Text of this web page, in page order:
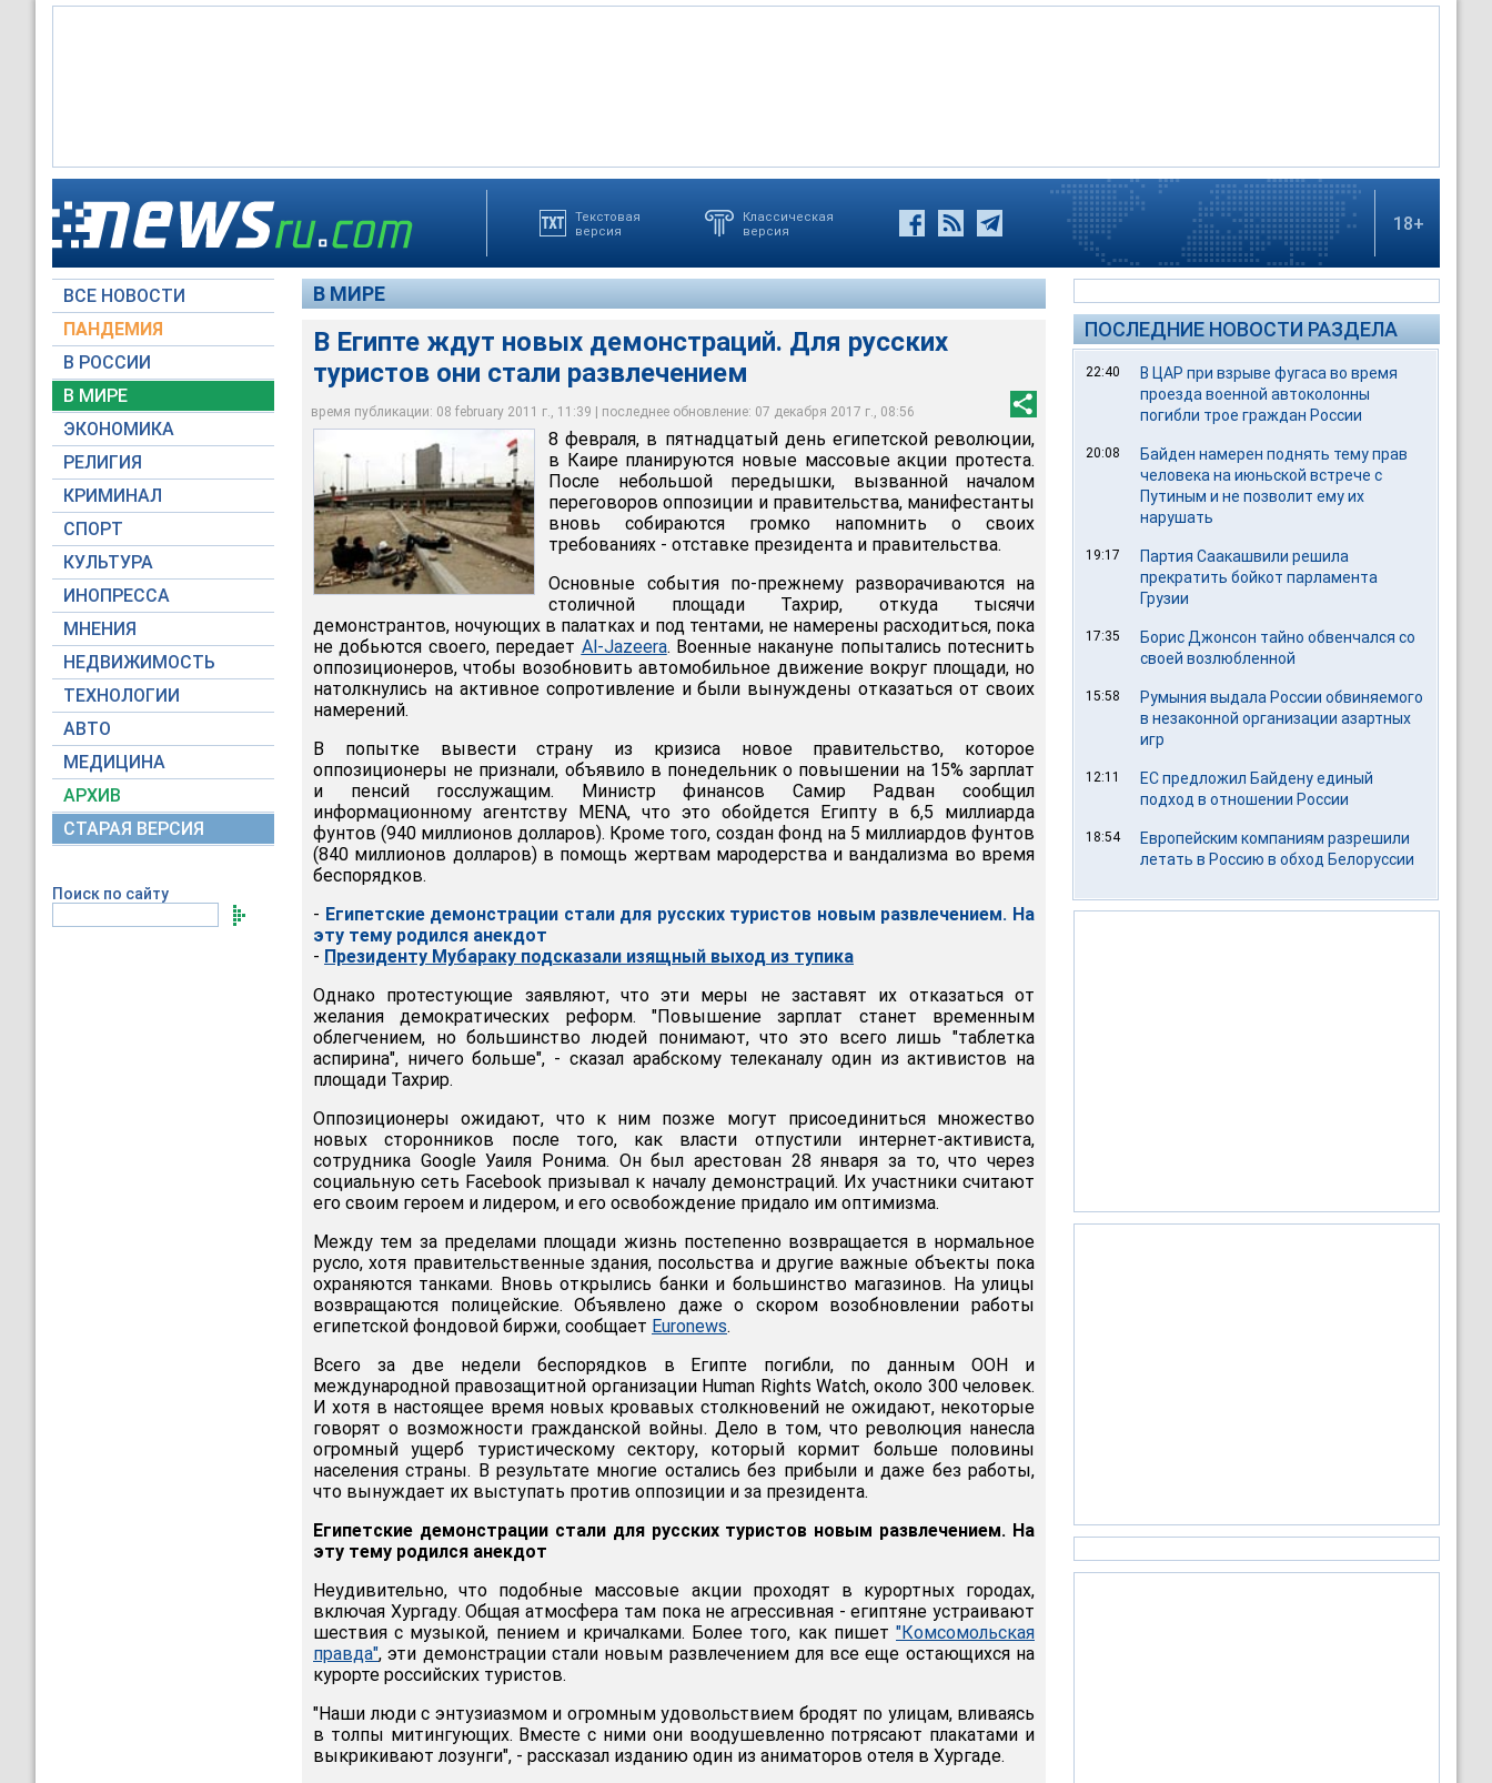
Текстовая
версия
Классическая
версия
18+
ВСЕ НОВОСТИ
ПАНДЕМИЯ
В РОССИИ
В МИРЕ
ЭКОНОМИКА
РЕЛИГИЯ
КРИМИНАЛ
СПОРТ
КУЛЬТУРА
ИНОПРЕССА
МНЕНИЯ
НЕДВИЖИМОСТЬ
ТЕХНОЛОГИИ
АВТО
МЕДИЦИНА
АРХИВ
СТАРАЯ ВЕРСИЯ
Поиск по сайту
В МИРЕ
В Египте ждут новых демонстраций. Для русских
туристов они стали развлечением
время публикации: 08 february 2011 г., 11:39 | последнее обновление: 07 декабря 2017 г., 08:56
В Египте ждут новых демонстраций. Для русских туристов они стали развлечением
Reuters
8 февраля, в пятнадцатый день египетской революции,
в Каире планируются новые массовые акции протеста.
После небольшой передышки, вызванной началом
переговоров оппозиции и правительства, манифестанты
вновь собираются громко напомнить о своих
требованиях - отставке президента и правительства.
Основные события по-прежнему разворачиваются на
столичной площади Тахрир, откуда тысячи
демонстрантов, ночующих в палатках и под тентами, не намерены расходиться, пока
не добьются своего, передает Al-Jazeera. Военные накануне попытались потеснить
оппозиционеров, чтобы возобновить автомобильное движение вокруг площади, но
натолкнулись на активное сопротивление и были вынуждены отказаться от своих
намерений.
В попытке вывести страну из кризиса новое правительство, которое
оппозиционеры не признали, объявило в понедельник о повышении на 15% зарплат
и пенсий госслужащим. Министр финансов Самир Радван сообщил
информационному агентству MENA, что это обойдется Египту в 6,5 миллиарда
фунтов (940 миллионов долларов). Кроме того, создан фонд на 5 миллиардов фунтов
(840 миллионов долларов) в помощь жертвам мародерства и вандализма во время
беспорядков.
- Египетские демонстрации стали для русских туристов новым развлечением. На
эту тему родился анекдот
- Президенту Мубараку подсказали изящный выход из тупика
Однако протестующие заявляют, что эти меры не заставят их отказаться от
желания демократических реформ. "Повышение зарплат станет временным
облегчением, но большинство людей понимают, что это всего лишь "таблетка
аспирина", ничего больше", - сказал арабскому телеканалу один из активистов на
площади Тахрир.
Оппозиционеры ожидают, что к ним позже могут присоединиться множество
новых сторонников после того, как власти отпустили интернет-активиста,
сотрудника Google Уаиля Ронима. Он был арестован 28 января за то, что через
социальную сеть Facebook призывал к началу демонстраций. Их участники считают
его своим героем и лидером, и его освобождение придало им оптимизма.
Между тем за пределами площади жизнь постепенно возвращается в нормальное
русло, хотя правительственные здания, посольства и другие важные объекты пока
охраняются танками. Вновь открылись банки и большинство магазинов. На улицы
возвращаются полицейские. Объявлено даже о скором возобновлении работы
египетской фондовой биржи, сообщает Euronews.
Всего за две недели беспорядков в Египте погибли, по данным ООН и
международной правозащитной организации Human Rights Watch, около 300 человек.
И хотя в настоящее время новых кровавых столкновений не ожидают, некоторые
говорят о возможности гражданской войны. Дело в том, что революция нанесла
огромный ущерб туристическому сектору, который кормит больше половины
населения страны. В результате многие остались без прибыли и даже без работы,
что вынуждает их выступать против оппозиции и за президента.
Египетские демонстрации стали для русских туристов новым развлечением. На
эту тему родился анекдот
Неудивительно, что подобные массовые акции проходят в курортных городах,
включая Хургаду. Общая атмосфера там пока не агрессивная - египтяне устраивают
шествия с музыкой, пением и кричалками. Более того, как пишет "Комсомольская
правда", эти демонстрации стали новым развлечением для все еще остающихся на
курорте российских туристов.
"Наши люди с энтузиазмом и огромным удовольствием бродят по улицам, вливаясь
в толпы митингующих. Вместе с ними они воодушевленно потрясают плакатами и
выкрикивают лозунги", - рассказал изданию один из аниматоров отеля в Хургаде.
ПОСЛЕДНИЕ НОВОСТИ РАЗДЕЛА
22:40
В ЦАР при взрыве фугаса во время
проезда военной автоколонны
погибли трое граждан России
20:08
Байден намерен поднять тему прав
человека на июньской встрече с
Путиным и не позволит ему их
нарушать
19:17
Партия Саакашвили решила
прекратить бойкот парламента
Грузии
17:35
Борис Джонсон тайно обвенчался со
своей возлюбленной
15:58
Румыния выдала России обвиняемого
в незаконной организации азартных
игр
12:11
ЕС предложил Байдену единый
подход в отношении России
18:54
Европейским компаниям разрешили
летать в Россию в обход Белоруссии